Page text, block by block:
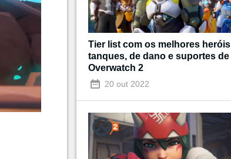
Tier list com os melhores heróis
tanques, de dano e suportes de
Overwatch 2
20 out 2022